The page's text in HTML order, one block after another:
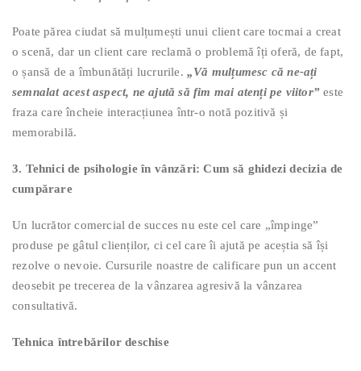
Poate părea ciudat să mulțumești unui client care tocmai a creat
o scenă, dar un client care reclamă o problemă îți oferă, de fapt,
o șansă de a îmbunătăți lucrurile. „Vă mulțumesc că ne-ați
semnalat acest aspect, ne ajută să fim mai atenți pe viitor” este
fraza care încheie interacțiunea într-o notă pozitivă și
memorabilă.
3. Tehnici de psihologie în vânzări: Cum să ghidezi decizia de
cumpărare
Un lucrător comercial de succes nu este cel care „împinge”
produse pe gâtul clienților, ci cel care îi ajută pe aceștia să își
rezolve o nevoie. Cursurile noastre de calificare pun un accent
deosebit pe trecerea de la vânzarea agresivă la vânzarea
consultativă.
Tehnica întrebărilor deschise